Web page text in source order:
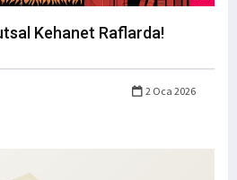
Kehanet Raflarda!
2 Oca 2026